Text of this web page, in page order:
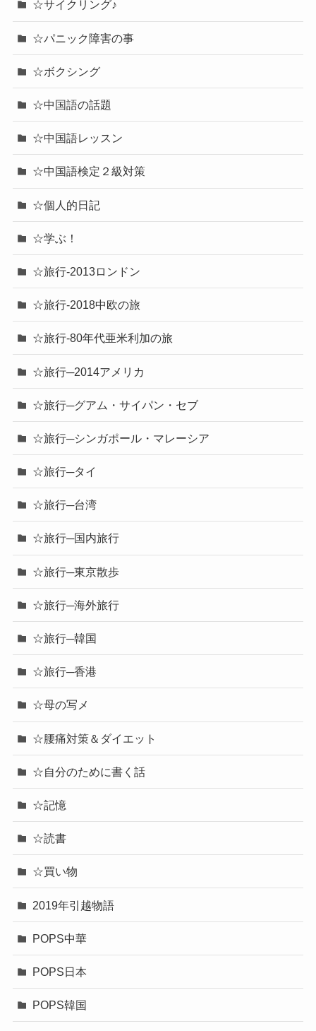
☆サイクリング♪
☆パニック障害の事
☆ボクシング
☆中国語の話題
☆中国語レッスン
☆中国語検定２級対策
☆個人的日記
☆学ぶ！
☆旅行-2013ロンドン
☆旅行-2018中欧の旅
☆旅行-80年代亜米利加の旅
☆旅行─2014アメリカ
☆旅行─グアム・サイパン・セブ
☆旅行─シンガポール・マレーシア
☆旅行─タイ
☆旅行─台湾
☆旅行─国内旅行
☆旅行─東京散歩
☆旅行─海外旅行
☆旅行─韓国
☆旅行─香港
☆母の写メ
☆腰痛対策＆ダイエット
☆自分のために書く話
☆記憶
☆読書
☆買い物
2019年引越物語
POPS中華
POPS日本
POPS韓国